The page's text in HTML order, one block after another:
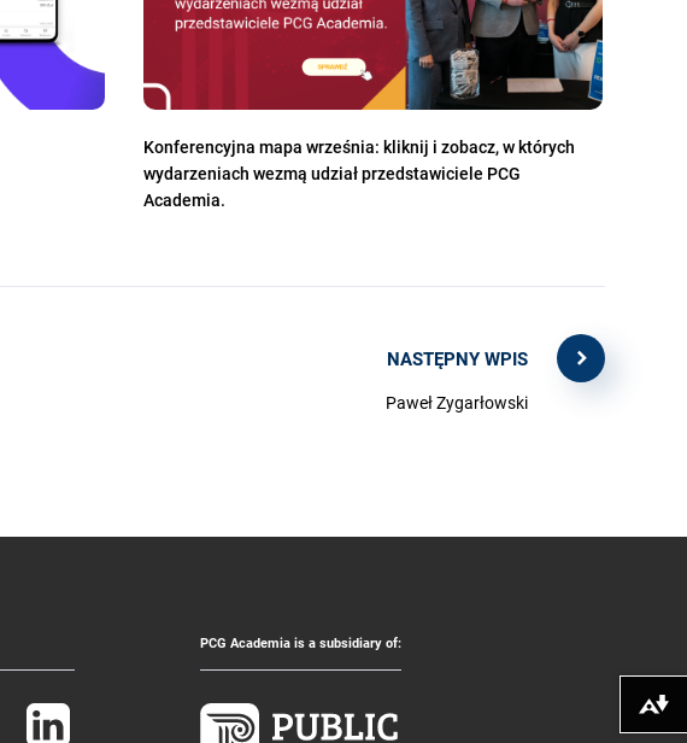
Konferencyjna mapa września: kliknij i zobacz, w których
wydarzeniach wezmą udział przedstawiciele PCG
Academia.
NASTĘPNY WPIS
Paweł Zygarłowski
PCG Academia is a subsidiary of:
Pobierz